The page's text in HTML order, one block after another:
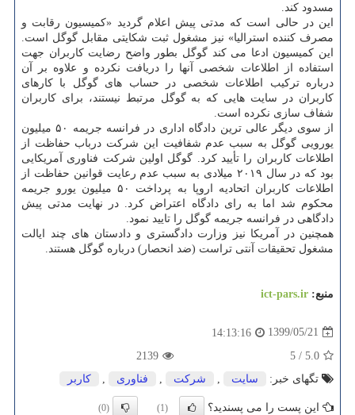
مسدود کند.
این در حالی است که مدتی پیش اعلام گردید «کمیسیون رقابت و
مصرف کننده استرالیا» نیز مشغول ثبت شکایتی مقابل گوگل است.
این کمیسیون ادعا می کند گوگل بطور واضح رضایت کاربران جهت
استفاده از اطلاعات شخصی آنها را دریافت نکرده و علاوه بر آن
درباره ترکیب اطلاعات شخصی در حساب های گوگل با کارهای
کاربران در سایت هایی که به گوگل مرتبط نیستند، برای کاربران
شفاف سازی نکرده است.
از سوی دیگر عالی ترین دادگاه اداری در فرانسه جریمه ۵۰ میلیون
یورویی گوگل به سبب عدم شفافیت این شرکت درباب حفاظت از
اطلاعات کاربران را تأیید کرد. گوگل اولین شرکت فناوری آمریکایی
بود که در سال ۲۰۱۹ میلادی به سبب عدم رعایت قوانین حفاظت از
اطلاعات کاربران اتحادیه اروپا به پرداخت ۵۰ میلیون یورو جریمه
محکوم شد اما به رای دادگاه اعتراض کرد. در نهایت مدتی پیش
دادگاهی در فرانسه جریمه گوگل را تایید نمود.
همچنین در آمریکا نیز وزارت دادگستری و دادستان های چند ایالت
مشغول تحقیقات آنتی تراست (ضد انحصار) درباره گوگل هستند.
منبع: ict-pars.ir
1399/05/21
14:13:16
5.0
/
5
2139
تگهای خبر:
سایت شركت فناوری كاربر
این پست را می پسندید؟ (1)
(0)